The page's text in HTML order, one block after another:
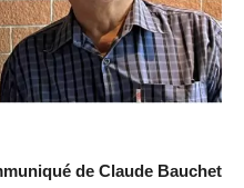
de Claude Bauchet